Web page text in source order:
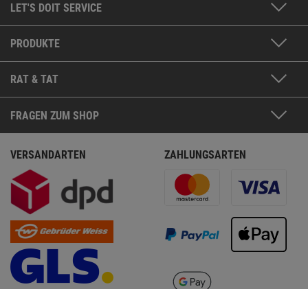
LET'S DOIT SERVICE
PRODUKTE
RAT & TAT
FRAGEN ZUM SHOP
VERSANDARTEN ZAHLUNGSARTEN